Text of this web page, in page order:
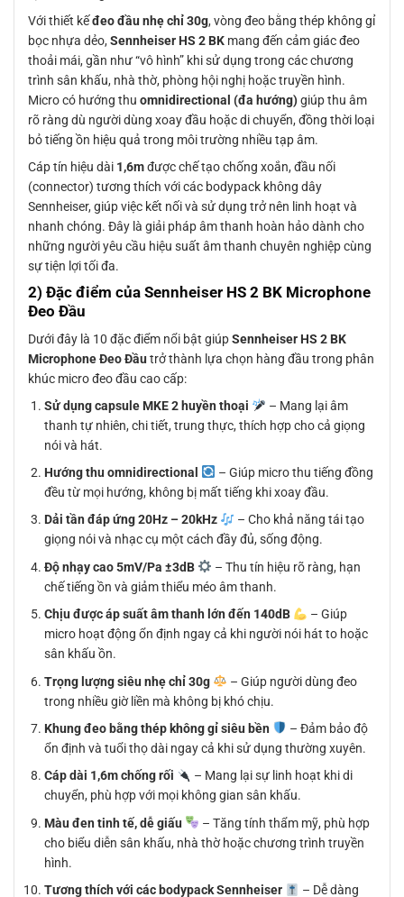
Với thiết kếđeo đầu nhẹ chỉ 30g, vòng đeo bằng thép không gỉ
bọc nhựa dẻo, Sennheiser HS 2 BK mang đến cảm giác đeo
thoải mái, gần như “vô hình” khi sử dụng trong các chương
trình sân khấu, nhà thờ, phòng hội nghị hoặc truyền hình.
Micro có hướng thu omnidirectional (đa hướng)giúp thu âm
rõ ràng dù người dùng xoay đầu hoặc di chuyển, đồng thời loại
bỏ tiếng ồn hiệu quả trong môi trường nhiều tạp âm.
Cáp tín hiệu dài 1,6mđược chế tạo chống xoắn, đầu nối
(connector) tương thích với các bodypack không dây
Sennheiser, giúp việc kết nối và sử dụng trở nên linh hoạt và
nhanh chóng. Đây là giải pháp âm thanh hoàn hảo dành cho
những người yêu cầu hiệu suất âm thanh chuyên nghiệp cùng
sự tiện lợi tối đa.
2) Đặc điểm của Sennheiser HS 2 BK Microphone
Đeo Đầu
Dưới đây là 10 đặc điểm nổi bật giúpSennheiser HS 2 BK
Microphone Đeo Đầu trở thành lựa chọn hàng đầu trong phân
khúc micro đeo đầu cao cấp:
Sử dụng capsule MKE 2 huyền thoại
– Mang lại âm
thanh tự nhiên, chi tiết, trung thực, thích hợp cho cả giọng
nói và hát.
Hướng thu omnidirectional
– Giúp micro thu tiếng đồng
đều từ mọi hướng, không bị mất tiếng khi xoay đầu.
Dải tần đáp ứng 20Hz – 20kHz
– Cho khả năng tái tạo
giọng nói và nhạc cụ một cách đầy đủ, sống động.
Độ nhạy cao 5mV/Pa ±3dB
– Thu tín hiệu rõ ràng, hạn
chế tiếng ồn và giảm thiểu méo âm thanh.
Chịu được áp suất âm thanh lớn đến 140dB
– Giúp
micro hoạt động ổn định ngay cả khi người nói hát to hoặc
sân khấu ồn.
Trọng lượng siêu nhẹ chỉ 30g
– Giúp người dùng đeo
trong nhiều giờ liền mà không bị khó chịu.
Khung đeo bằng thép không gỉ siêu bền
– Đảm bảo độ
ổn định và tuổi thọ dài ngay cả khi sử dụng thường xuyên.
Cáp dài 1,6m chống rối
– Mang lại sự linh hoạt khi di
chuyển, phù hợp với mọi không gian sân khấu.
Màu đen tinh tế, dễ giấu
– Tăng tính thẩm mỹ, phù hợp
cho biểu diễn sân khấu, nhà thờ hoặc chương trình truyền
hình.
Tương thích với các bodypack Sennheiser
– Dễ dàng